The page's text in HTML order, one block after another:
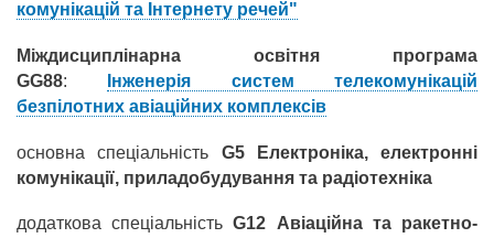
комунікацій та Інтернету речей"
Міждисциплінарна освітня програма
GG88:
Інженерія систем телекомунікацій
безпілотних авіаційних комплексів
основна спеціальність G5 Електроніка, електронні
комунікації, приладобудування та радіотехніка
додаткова спеціальністьG12 Авіаційна та ракетно-